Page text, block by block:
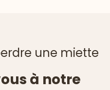
une miette
à notre